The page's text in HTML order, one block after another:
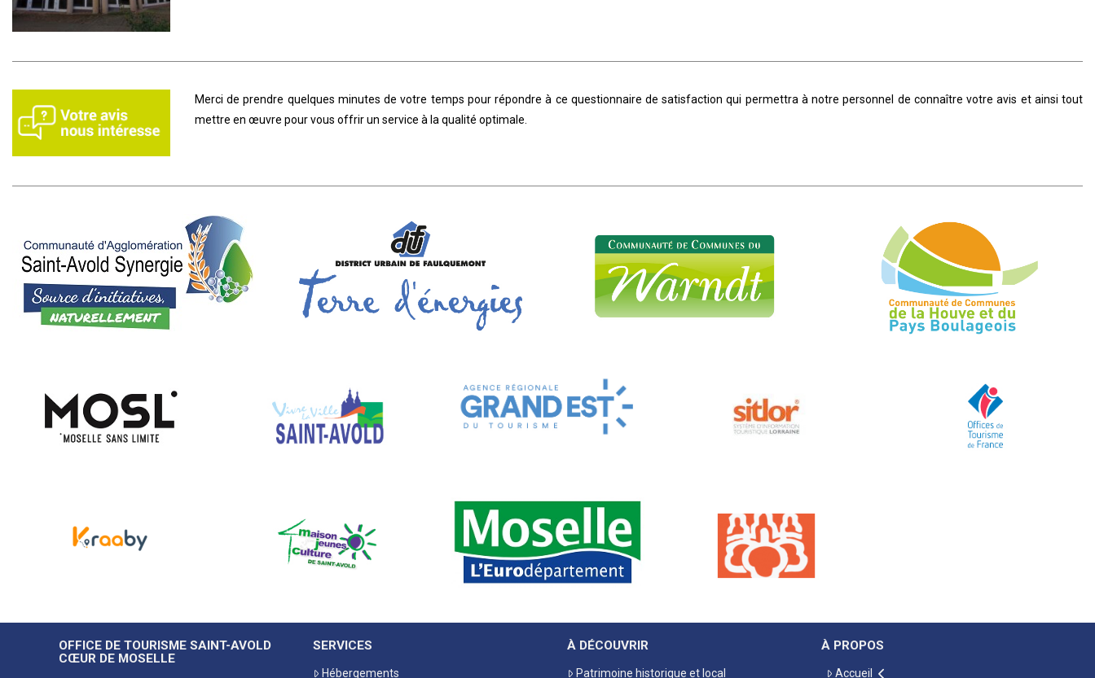
Merci de prendre quelques minutes de votre temps pour répondre à ce questionnaire de satisfaction qui permettra à notre personnel de connaître votre avis et ainsi tout
mettre en œuvre pour vous offrir un service à la qualité optimale.
OFFICE DE TOURISME SAINT-AVOLD
CŒUR DE MOSELLE
SERVICES
Hébergements
À DÉCOUVRIR
Patrimoine historique et local
À PROPOS
Accueil